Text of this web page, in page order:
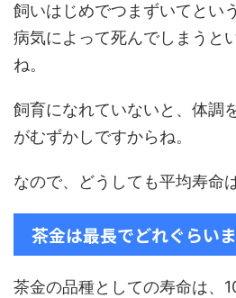
飼いはじめでつまずいてとい
病気によって死んでしまうと
ね。
飼育になれていないと、体調
がむずかしですからね。
なので、どうしても平均寿命
茶金は最長でどれぐらい
茶金の品種としての寿命は、